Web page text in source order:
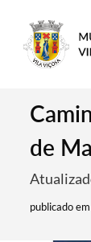
de
publicado